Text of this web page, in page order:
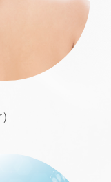
）